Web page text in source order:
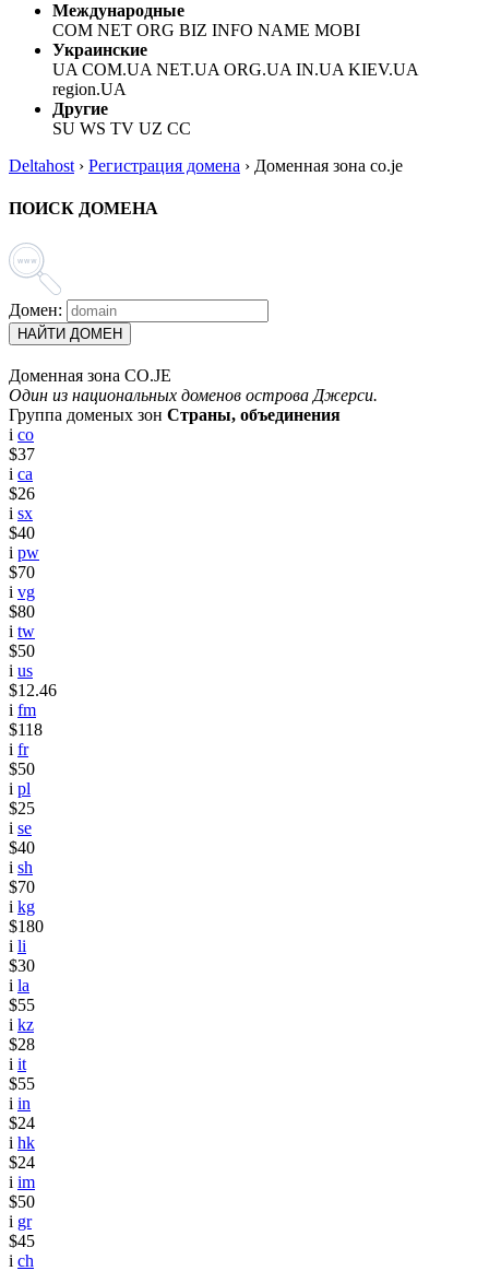
Международные
COM NET ORG BIZ INFO NAME MOBI
Украинские
UA COM.UA NET.UA ORG.UA IN.UA KIEV.UA
region.UA
Другие
SU WS TV UZ CC
Deltahost › Регистрация домена › Доменная зона co.je
ПОИСК ДОМЕНА
Домен:
НАЙТИ ДОМЕН
Доменная зона CO.JE
Один из национальных доменов острова Джерси.
Группа доменых зон Страны, объединения
i co
$37
i ca
$26
i sx
$40
i pw
$70
i vg
$80
i tw
$50
i us
$12.46
i fm
$118
i fr
$50
i pl
$25
i se
$40
i sh
$70
i kg
$180
i li
$30
i la
$55
i kz
$28
i it
$55
i in
$24
i hk
$24
i im
$50
i gr
$45
i ch